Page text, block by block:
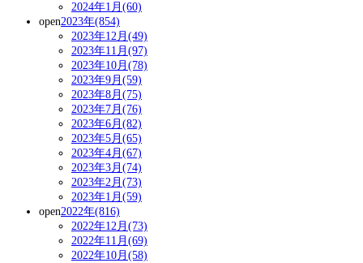
2024年1月(60)
open2023年(854)
2023年12月(49)
2023年11月(97)
2023年10月(78)
2023年9月(59)
2023年8月(75)
2023年7月(76)
2023年6月(82)
2023年5月(65)
2023年4月(67)
2023年3月(74)
2023年2月(73)
2023年1月(59)
open2022年(816)
2022年12月(73)
2022年11月(69)
2022年10月(58)